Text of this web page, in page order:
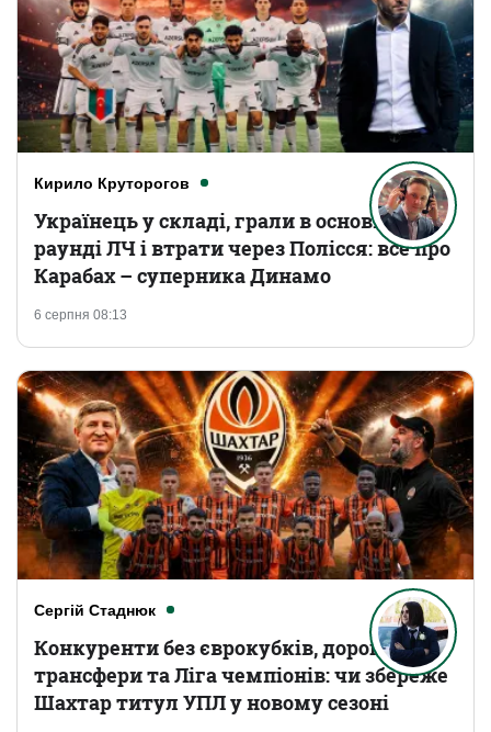
Кирило Круторогов
6 серпня 08:13
Українець у складі, грали в основному
раунді ЛЧ і втрати через Полісся: все про
Карабах – суперника Динамо
Сергій Стаднюк
Конкуренти без єврокубків, дорогі
трансфери та Ліга чемпіонів: чи збереже
Шахтар титул УПЛ у новому сезоні